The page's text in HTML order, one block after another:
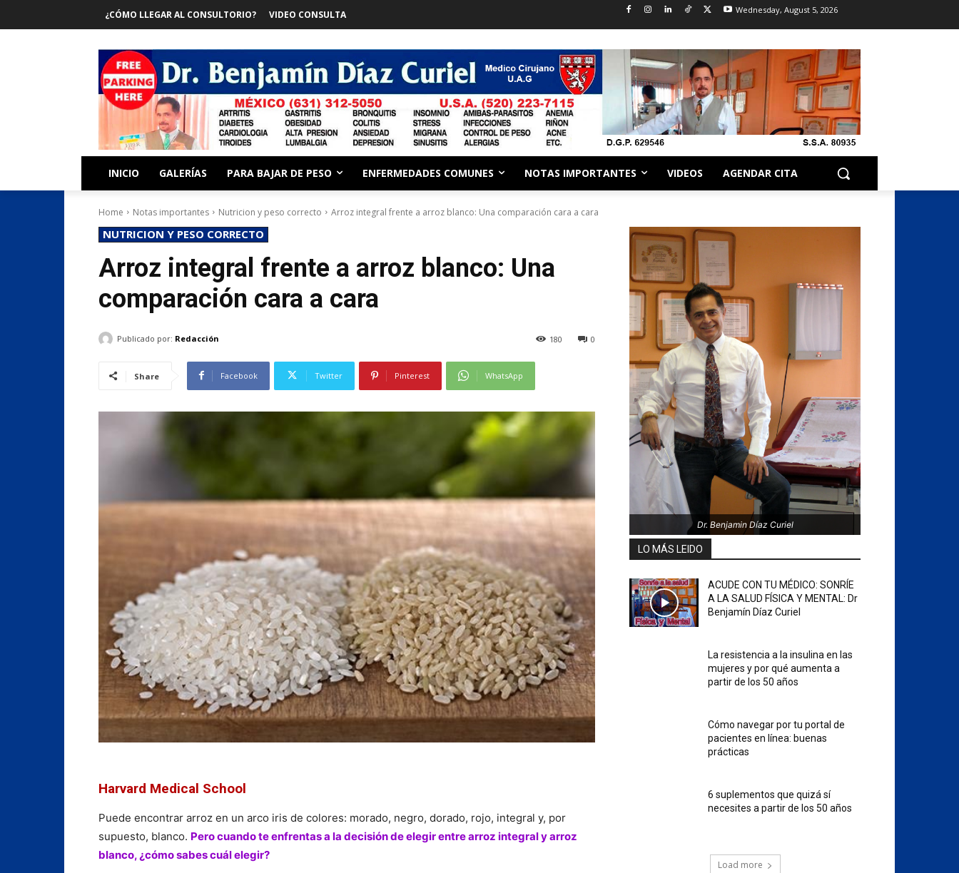
Wednesday, August 5, 2026
¿CÓMO LLEGAR AL CONSULTORIO? VIDEO CONSULTA
INICIO GALERÍAS PARA BAJAR DE PESO ENFERMEDADES COMUNES NOTAS IMPORTANTES VIDEOS AGENDAR CITA
Home Notas importantes Nutricion y peso correcto Arroz integral frente a arroz blanco: Una comparación cara a cara
NUTRICION Y PESO CORRECTO
Arroz integral frente a arroz blanco: Una
comparación cara a cara
Publicado por: Redacción 0
180
Share Facebook Twitter Pinterest WhatsApp
Harvard Medical School
Puede encontrar arroz en un arco iris de colores: morado, negro, dorado, rojo, integral y, por
supuesto, blanco. Pero cuando te enfrentas a la decisión de elegir entre arroz integral y arroz
blanco, ¿cómo sabes cuál elegir?
Dr. Benjamin Díaz Curiel
LO MÁS LEIDO
ACUDE CON TU MÉDICO: SONRÍE
A LA SALUD FÍSICA Y MENTAL: Dr
Benjamín Díaz Curiel
La resistencia a la insulina en las
mujeres y por qué aumenta a
partir de los 50 años
Cómo navegar por tu portal de
pacientes en línea: buenas
prácticas
6 suplementos que quizá sí
necesites a partir de los 50 años
Load more